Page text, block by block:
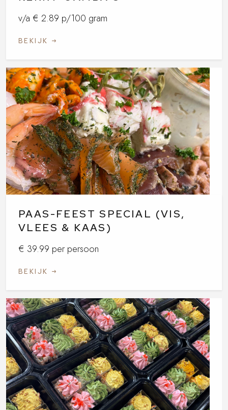
v/a € 2.89 p/100 gram
BEKIJK
PAAS-FEEST SPECIAL (VIS,
VLEES & KAAS)
€ 39.99 per persoon
BEKIJK